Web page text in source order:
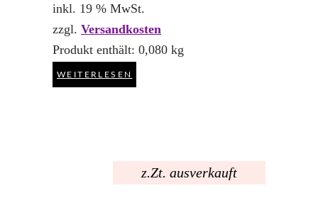
inkl. 19 % MwSt.
zzgl. Versandkosten
Produkt enthält: 0,080 kg
WEITERLESEN
z.Zt. ausverkauft